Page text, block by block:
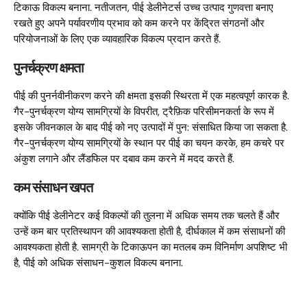
टिकाऊ विकल्प बनाना. नतीजतन, पीई डेलीनेटर्स उच्च उत्पाद गुणवत्ता बनाए
रखते हुए अपने पर्यावरणीय प्रभाव को कम करने पर केंद्रित संगठनों और
परियोजनाओं के लिए एक व्यावहारिक विकल्प प्रदान करते हैं.
पुनर्चक्रण क्षमता
पीई की पुनर्नवीनीकरण करने की क्षमता इसकी स्थिरता में एक महत्वपूर्ण कारक है.
गैर-पुनर्चक्रण योग्य सामग्रियों के विपरीत, ट्रैफ़िक परिसीमनकर्ता के रूप में
इसके जीवनकाल के बाद पीई को नए उत्पादों में पुन: संसाधित किया जा सकता है.
गैर-पुनर्चक्रण योग्य सामग्रियों के स्थान पर पीई का चयन करके, हम कचरे पर
अंकुश लगाने और लैंडफिल पर दबाव कम करने में मदद करते हैं.
कम संसाधन खपत
क्योंकि पीई डेलीनेटर कई विकल्पों की तुलना में अधिक समय तक चलते हैं और
उन्हें कम बार प्रतिस्थापन की आवश्यकता होती है, दीर्घकाल में कम संसाधनों की
आवश्यकता होती है. सामग्री के टिकाऊपन का मतलब कम विनिर्माण अपशिष्ट भी
है, पीई को अधिक संसाधन-कुशल विकल्प बनाना.